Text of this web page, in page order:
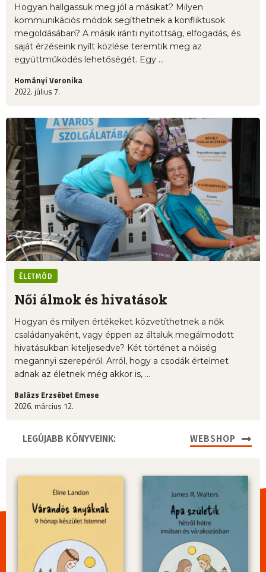
Hogyan hallgassuk meg jól a másikat? Milyen
kommunikációs módok segíthetnek a konfliktusok
megoldásában? A másik iránti nyitottság, elfogadás, és
saját érzéseink nyílt közlése teremtik meg az
együttműködés lehetőségét. Egy ...
Hományi Veronika
2022. július 7.
ÉLETMÓD
Női álmok és hivatások
Hogyan és milyen értékeket közvetíthetnek a nők
családanyaként, vagy éppen az általuk megálmodott
hivatásukban kiteljesedve? Két történet a nőiség
megannyi szerepéről. Arról, hogy a csodák értelmet
adnak az életnek még akkor is, ...
Balázs Erzsébet Emese
2026. március 12.
LEGÚJABB KÖNYVEINK: WEBSHOP